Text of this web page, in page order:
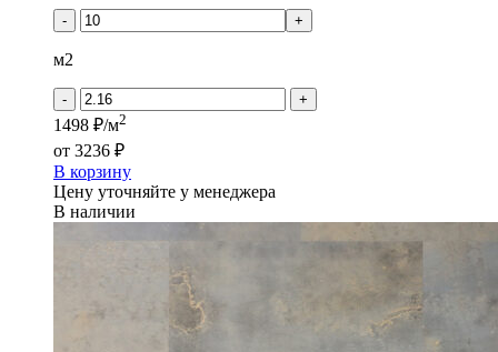
Кронапласт
-
Монблан
- +
м2
- +
1498 ₽/м2
от 3236 ₽
В корзину
Цену уточняйте у менеджера
В наличии